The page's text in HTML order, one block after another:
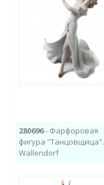
280696- Фарфоровая
фигура "Танцовщица".
Wallendorf